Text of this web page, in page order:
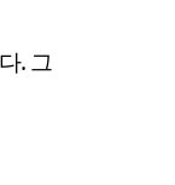
. 그